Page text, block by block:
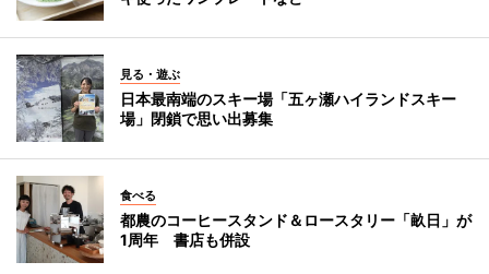
見る・遊ぶ
日本最南端のスキー場「五ヶ瀬ハイランドスキー
場」閉鎖で思い出募集
食べる
都農のコーヒースタンド＆ロースタリー「畝日」が
1周年 書店も併設